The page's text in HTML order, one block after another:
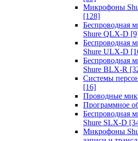
Микрофоны
[128]
Беспроводная
Shure QLX-D
Беспроводная
Shure ULX-D
Беспроводная
Shure BLX-R
Системы
[16]
Проводные
Программное
Беспроводная
Shure SLX-D
Микрофоны